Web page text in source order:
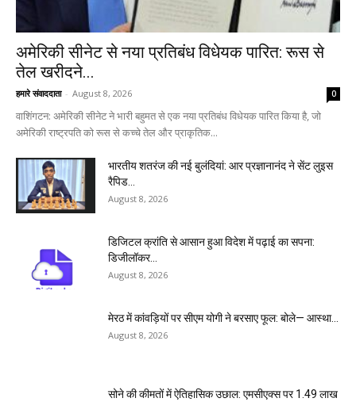
अमेरिकी सीनेट से नया प्रतिबंध विधेयक पारित: रूस से
तेल खरीदने...
हमारे संवाददाता - August 8, 2026 0
वाशिंगटन: अमेरिकी सीनेट ने भारी बहुमत से एक नया प्रतिबंध विधेयक पारित किया है, जो
अमेरिकी राष्ट्रपति को रूस से कच्चे तेल और प्राकृतिक...
भारतीय शतरंज की नई बुलंदियां: आर प्रज्ञानानंद ने सेंट लुइस
रैपिड...
August 8, 2026
डिजिटल क्रांति से आसान हुआ विदेश में पढ़ाई का सपना:
डिजीलॉकर...
August 8, 2026
मेरठ में कांवड़ियों पर सीएम योगी ने बरसाए फूल: बोले— आस्था...
August 8, 2026
सोने की कीमतों में ऐतिहासिक उछाल: एमसीएक्स पर 1.49 लाख